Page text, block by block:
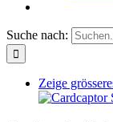
Suche nach:
Zeige